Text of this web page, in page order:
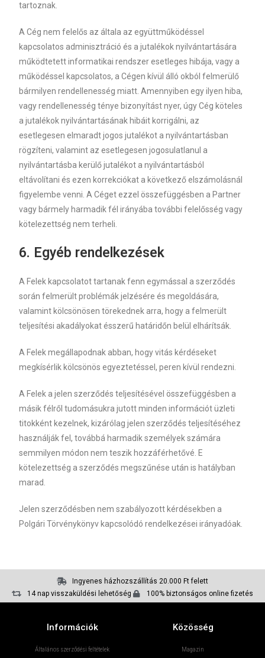
tartoznak.
A Cég nem felelős az általa az együttműködéssel
kapcsolatos adminisztráció és a jutalékok nyilvántartására
működtetett informatikai rendszer esetleges hibája, vagy a
működéssel kapcsolatos, a Cégen kívül álló okból felmerülő
bármilyen rendellenesség miatt. Amennyiben egy ilyen hiba,
vagy rendellenesség ténye bizonyítást nyer, úgy Cég köteles
a jutalékok nyilvántartásának hibáit korrigálni, az
esetlegesen elmaradt jogos jutalékot a nyilvántartásban
rögzíteni, valamint az esetlegesen jogosulatlanul a
nyilvántartásba kerülő jutalékot a nyilvántartásból
eltávolítani és ezen korrekciókat a következő elszámolásnál
figyelembe venni. A Céget ezzel összefüggésben a Partner
vagy bármely harmadik fél irányába további felelősség vagy
kötelezettség nem terheli.
6. Egyéb rendelkezések
A Felek kapcsolatot tartanak fenn egymással a szerződés
során felmerült problémák jelzésére és megoldására,
valamint kölcsönösen törekednek arra, hogy a felmerült
teljesítési akadályokat ésszerű határidőn belül elhárítsák.
A Felek megállapodnak abban, hogy vitás kérdéseket
megkísérlik kölcsönös egyeztetéssel, peren kívül rendezni.
A Felek a jelen szerződés teljesítésével összefüggésben a
másik félről tudomásukra jutott minden információt üzleti
titokként kezelnek, kizárólag jelen szerződés teljesítéséhez
használják fel, továbbá harmadik személyek számára
semmilyen módon nem teszik hozzáférhetővé. E
kötelezettség a szerződés megszűnése után is hatályban
marad.
Jelen szerződésben nem szabályozott kérdésekben a
Polgári Törvénykönyv kapcsolódó rendelkezései irányadóak.
Ingyenes házhozszállítás 20.000 Ft felett
14 nap visszaküldési lehetőség
100% biztonságos online fizetés
Információk
Általános szerződési feltételek
Közösség
Magazin